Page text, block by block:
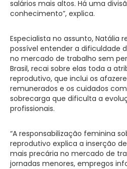
salários mais altos. Há uma
conhecimento”, explica.
Especialista no assunto, Natália
possível entender a dificuldade
no mercado de trabalho sem
Brasil, recai sobre elas toda a
reprodutivo, que inclui os
remunerados e os cuidados
sobrecarga que dificulta a
profissionais.
“A responsabilização feminina
reprodutivo explica a inserção
mais precária no mercado de
jornadas menores, empregos